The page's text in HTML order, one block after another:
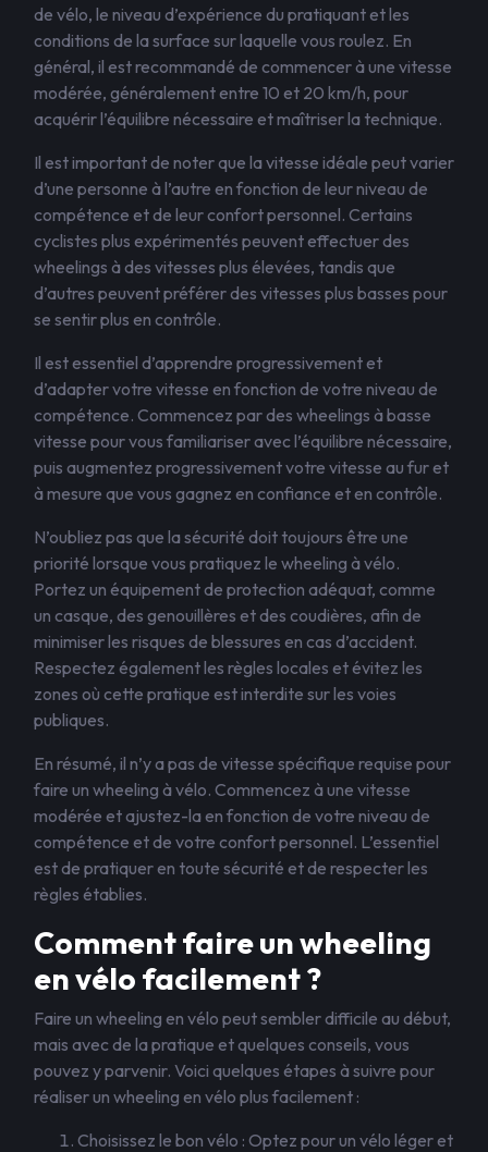
de vélo, le niveau d’expérience du pratiquant et les
conditions de la surface sur laquelle vous roulez. En
général, il est recommandé de commencer à une vitesse
modérée, généralement entre 10 et 20 km/h, pour
acquérir l’équilibre nécessaire et maîtriser la technique.
Il est important de noter que la vitesse idéale peut varier
d’une personne à l’autre en fonction de leur niveau de
compétence et de leur confort personnel. Certains
cyclistes plus expérimentés peuvent effectuer des
wheelings à des vitesses plus élevées, tandis que
d’autres peuvent préférer des vitesses plus basses pour
se sentir plus en contrôle.
Il est essentiel d’apprendre progressivement et
d’adapter votre vitesse en fonction de votre niveau de
compétence. Commencez par des wheelings à basse
vitesse pour vous familiariser avec l’équilibre nécessaire,
puis augmentez progressivement votre vitesse au fur et
à mesure que vous gagnez en confiance et en contrôle.
N’oubliez pas que la sécurité doit toujours être une
priorité lorsque vous pratiquez le wheeling à vélo.
Portez un équipement de protection adéquat, comme
un casque, des genouillères et des coudières, afin de
minimiser les risques de blessures en cas d’accident.
Respectez également les règles locales et évitez les
zones où cette pratique est interdite sur les voies
publiques.
En résumé, il n’y a pas de vitesse spécifique requise pour
faire un wheeling à vélo. Commencez à une vitesse
modérée et ajustez-la en fonction de votre niveau de
compétence et de votre confort personnel. L’essentiel
est de pratiquer en toute sécurité et de respecter les
règles établies.
Comment faire un wheeling
en vélo facilement ?
Faire un wheeling en vélo peut sembler difficile au début,
mais avec de la pratique et quelques conseils, vous
pouvez y parvenir. Voici quelques étapes à suivre pour
réaliser un wheeling en vélo plus facilement :
Choisissez le bon vélo : Optez pour un vélo léger et